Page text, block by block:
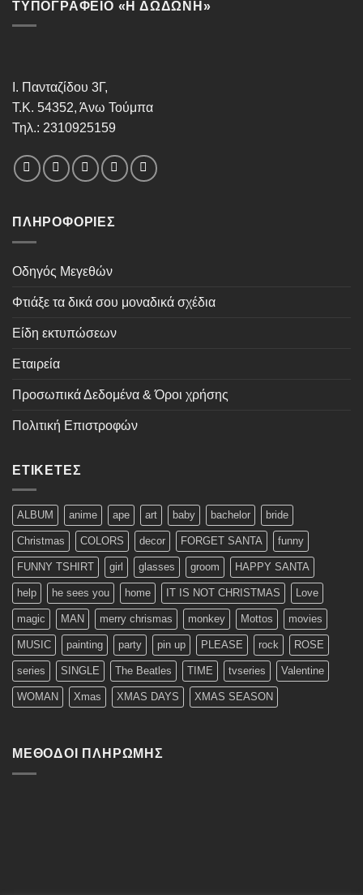
ΤΥΠΟΓΡΑΦΕΙΟ «Η ΔΩΔΩΝΗ»
Ι. Πανταζίδου 3Γ,
Τ.Κ. 54352, Άνω Τούμπα
Τηλ.: 2310925159
ΠΛΗΡΟΦΟΡΊΕΣ
Οδηγός Μεγεθών
Φτιάξε τα δικά σου μοναδικά σχέδια
Είδη εκτυπώσεων
Εταιρεία
Προσωπικά Δεδομένα & Όροι χρήσης
Πολιτική Επιστροφών
ΕΤΙΚΈΤΕΣ
ALBUM anime ape art baby bachelor bride
Christmas COLORS decor FORGET SANTA funny
FUNNY TSHIRT girl glasses groom HAPPY SANTA
help he sees you home IT IS NOT CHRISTMAS Love
magic MAN merry chrismas monkey Mottos movies
MUSIC painting party pin up PLEASE rock ROSE
series SINGLE The Beatles TIME tvseries Valentine
WOMAN Xmas XMAS DAYS XMAS SEASON
ΜΈΘΟΔΟΙ ΠΛΗΡΩΜΉΣ